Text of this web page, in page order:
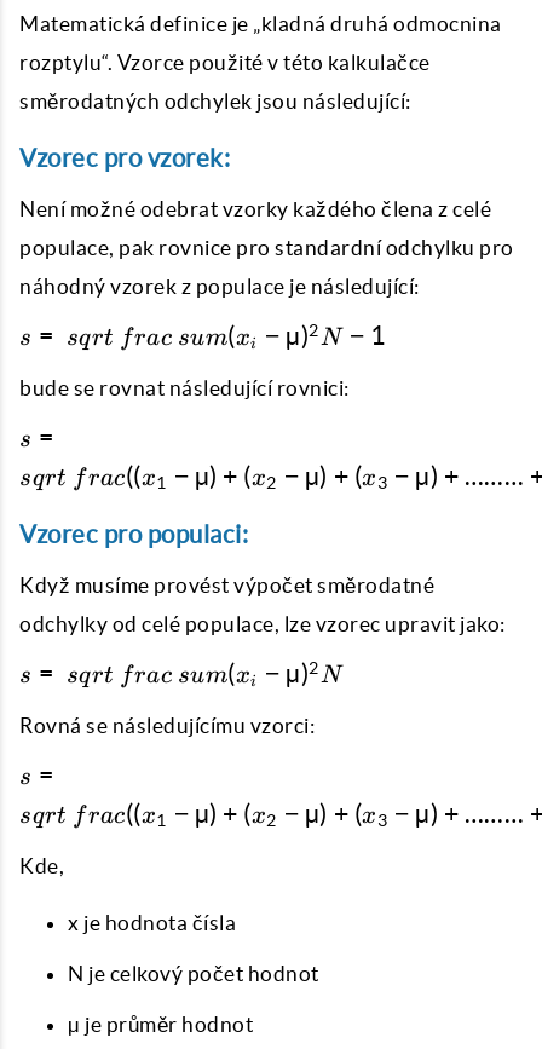
Matematická definice je „kladná druhá odmocnina
rozptylu“. Vzorce použité v této kalkulačce
směrodatných odchylek jsou následující:
Vzorec pro vzorek:
Není možné odebrat vzorky každého člena z celé
populace, pak rovnice pro standardní odchylku pro
náhodný vzorek z populace je následující:
s = \
{\
{\
sum
µ) ^
{N-
1}}
s = sqrt frac sum(xi − µ)2N − 1
bude se rovnat následující rovnici:
s = \
sqrt {\
frac
{((x_1-
µ) +
(x_2-
(x_3-
µ) +
+
µ)) ^
2} {N-
s =
sqrt frac((x1 − µ) + (x2 − µ) + (x3 − µ) + ………
Vzorec pro populaci:
Když musíme provést výpočet směrodatné
odchylky od celé populace, lze vzorec upravit jako:
s = \
{\
{\
sum
µ) ^
{N}}
s = sqrt frac sum(xi − µ)2N
Rovná se následujícímu vzorci:
s = \
sqrt {\
frac
{((x_1-
(x_2-
(x_3-
………
s =
sqrt frac((x1 − µ) + (x2 − µ) + (x3 − µ) + ………
Kde,
x je hodnota čísla
N je celkový počet hodnot
µ je průměr hodnot